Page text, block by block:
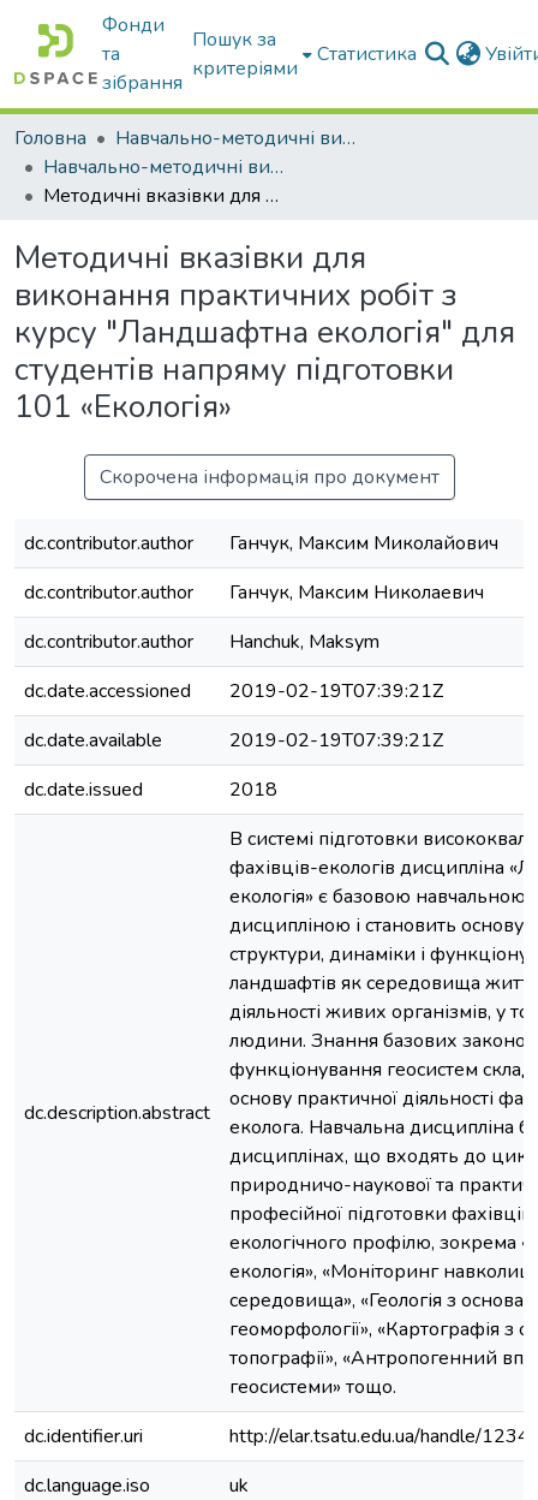
Фонди
та
зібрання
Пошук за
критеріями
Статистика
Головна
Навчально-методичні видання
Навчально-методичні видання
Методичні вказівки для виконання практичних робіт з курсу "Ландшафтна екологія" для студентів напряму підготовки 101 «Екологія»
Методичні вказівки для
виконання практичних робіт з
курсу "Ландшафтна екологія" для
студентів напряму підготовки
101 «Екологія»
Скорочена інформація про документ
dc.contributor.author
Ганчук, Максим Миколайович
dc.contributor.author
Ганчук, Максим Николаевич
dc.contributor.author
Hanchuk, Maksym
dc.date.accessioned
2019-02-19T07:39:21Z
dc.date.available
2019-02-19T07:39:21Z
dc.date.issued
2018
dc.description.abstract
В системі підготовки
фахівців-екологів дисципліна
екологія» є базовою навчальною
дисципліною і становить основу
структури, динаміки і
ландшафтів як середовища життя
діяльності живих організмів, у
людини. Знання базових
функціонування геосистем
основу практичної діяльності
еколога. Навчальна дисципліна
дисциплінах, що входять до
природничо-наукової та
професійної підготовки фахівців
екологічного профілю, зокрема
екологія», «Моніторинг
середовища», «Геологія з
геоморфології», «Картографія з
топографії», «Антропогенний
геосистеми» тощо.
dc.identifier.uri
http://elar.tsatu.edu.ua/handle/
dc.language.iso
uk